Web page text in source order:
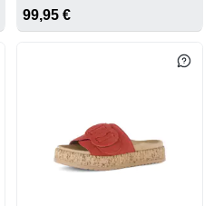
schwarz
99,95 €